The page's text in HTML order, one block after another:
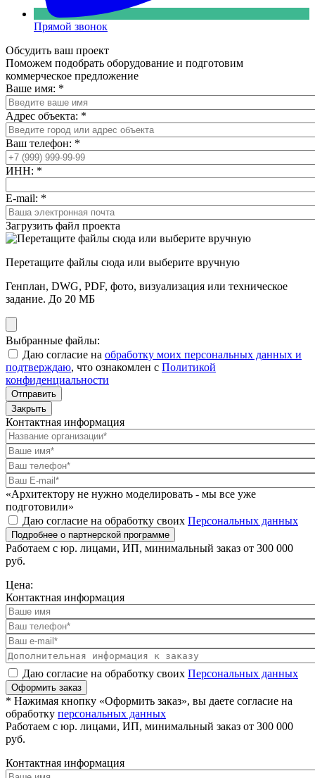
Прямой звонок
Обсудить ваш проект
Поможем подобрать оборудование и подготовим
коммерческое предложение
Ваше имя: *
Адрес объекта: *
Ваш телефон: *
ИНН: *
E-mail: *
Загрузить файл проекта
Перетащите файлы сюда или выберите вручную
Генплан, DWG, PDF, фото, визуализация или техническое
задание. До 20 МБ
Выбранные файлы:
Даю согласие на обработку моих персональных данных и
подтверждаю, что ознакомлен с Политикой
конфиденциальности
Отправить
Закрыть
Контактная информация
«Архитектору не нужно моделировать - мы все уже
подготовили»
Даю согласие на обработку своих Персональных данных
Подробнее о партнерской программе
Работаем с юр. лицами, ИП, минимальный заказ от 300 000
руб.
Цена:
Контактная информация
Даю согласие на обработку своих Персональных данных
Оформить заказ
* Нажимая кнопку «Оформить заказ», вы даете согласие на
обработку персональных данных
Работаем с юр. лицами, ИП, минимальный заказ от 300 000
руб.
Контактная информация